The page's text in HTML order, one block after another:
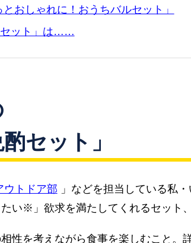
おしゃれに！おうちバルセット」
セット」は……
セット」
ウトドア部 」などを担当している私
い※」欲求を満たしてくれるセット
を考えながら食事を楽しむこと。